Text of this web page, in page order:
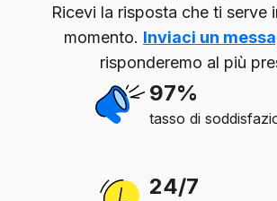
Ricevi la risposta che ti serve
momento. Inviaci un
risponderemo al più
97%
tasso di
24/7